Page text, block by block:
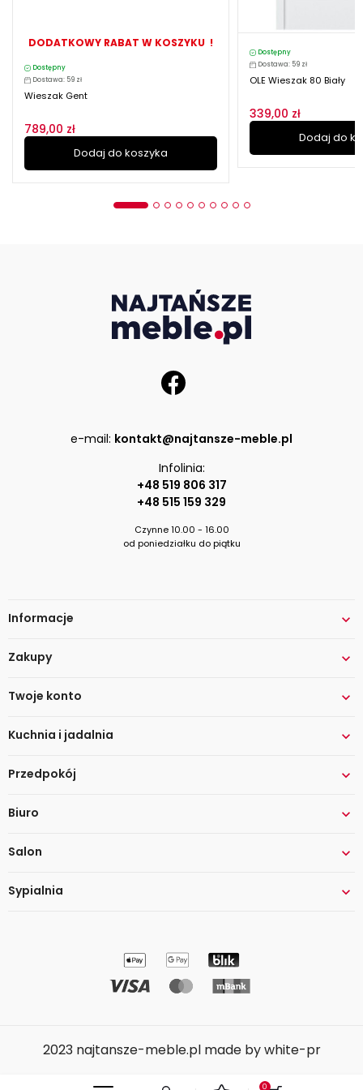
DODATKOWY RABAT W KOSZYKU !
Dostępny
Dostawa: 59 zł
Wieszak Gent
789,00 zł
Dodaj do koszyka
Dostępny
Dostawa: 59 zł
OLE Wieszak 80 Biały
339,00 zł
Dodaj do
e-mail: kontakt@najtansze-meble.pl
Infolinia:
+48 519 806 317
+48 515 159 329
Czynne 10.00 - 16.00
od poniedziałku do piątku
Informacje 
Zakupy 
Twoje konto 
Kuchnia i jadalnia 
Przedpokój 
Biuro 
Salon 
Sypialnia 
2023 najtansze-meble.pl made by white-pr
0